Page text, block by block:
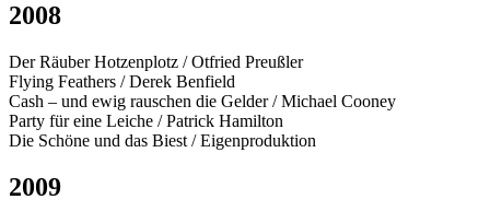
2008
Der Räuber Hotzenplotz / Otfried Preußler
Flying Feathers / Derek Benfield
Cash – und ewig rauschen die Gelder / Michael Cooney
Party für eine Leiche / Patrick Hamilton
Die Schöne und das Biest / Eigenproduktion
2009